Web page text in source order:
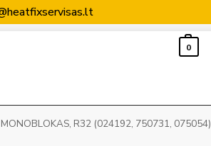
0
R32 (024192, 750731, 075054)